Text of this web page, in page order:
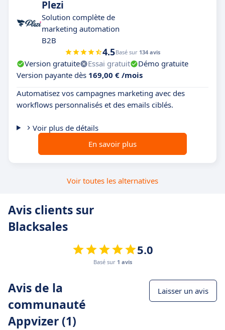
Plezi
Solution complète de
marketing automation
B2B
4.5Basé sur 134 avis
Version gratuite Essai gratuit
Démo gratuite
Version payante dès 169,00 € /mois
Automatisez vos campagnes marketing avec des
workflows personnalisés et des emails ciblés.
Voir plus de détails
En savoir plus
Voir toutes les alternatives
Avis clients sur
Blacksales
5.0
Basé sur 1 avis
Avis de la
communauté
Appvizer (1)
Laisser un avis